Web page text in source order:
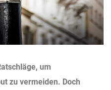
um
zu vermeiden. Doch